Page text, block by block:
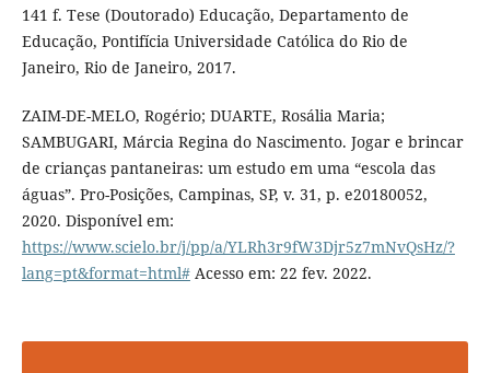
141 f. Tese (Doutorado) Educação, Departamento de
Educação, Pontifícia Universidade Católica do Rio de
Janeiro, Rio de Janeiro, 2017.
ZAIM-DE-MELO, Rogério; DUARTE, Rosália Maria;
SAMBUGARI, Márcia Regina do Nascimento. Jogar e brincar
de crianças pantaneiras: um estudo em uma “escola das
águas”. Pro-Posições, Campinas, SP, v. 31, p. e20180052,
2020. Disponível em:
https://www.scielo.br/j/pp/a/YLRh3r9fW3Djr5z7mNvQsHz/?
lang=pt&format=html#Acesso em: 22 fev. 2022.